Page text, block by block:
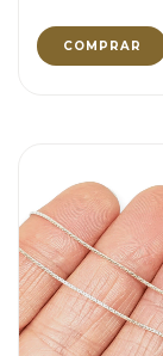
COMPRAR